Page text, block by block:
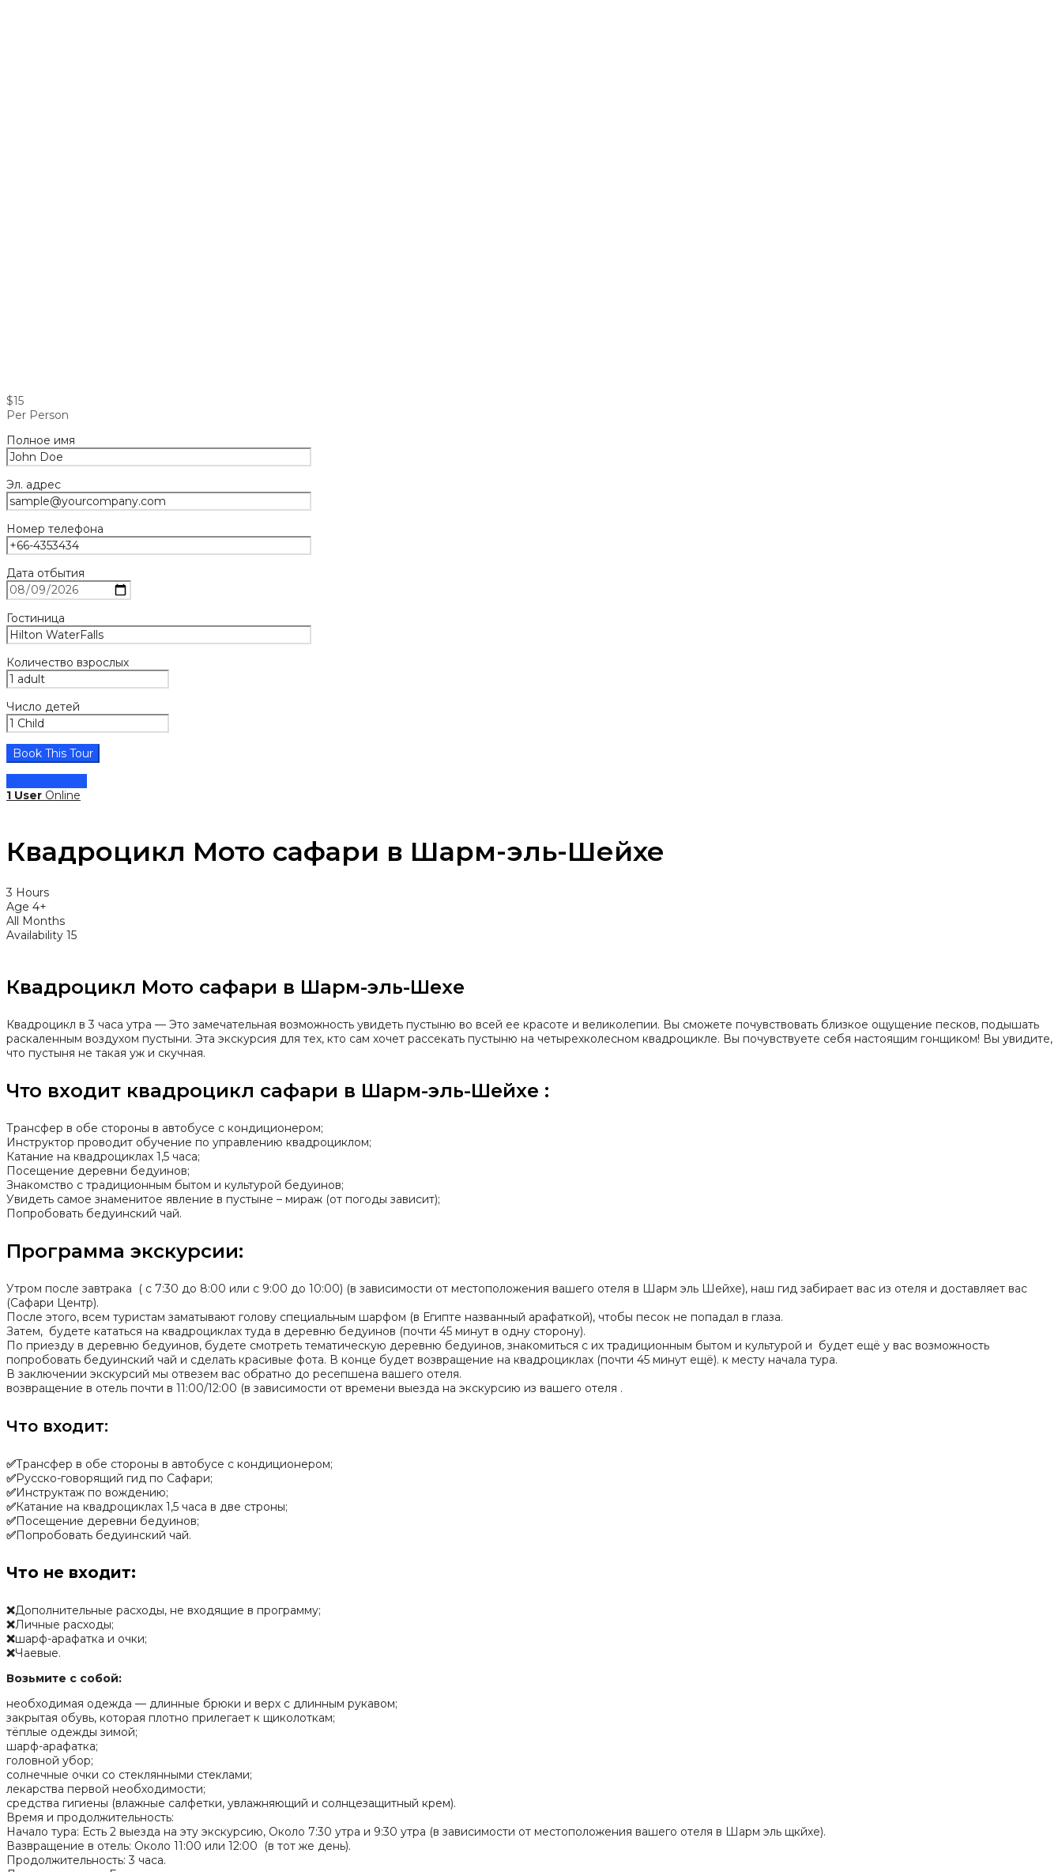
$15
Per Person
Полное имя
Эл. адрес
Номер телефона
Дата отбытия
Гостиница
Количество взрослых
Число детей
1 User Online
Квадроцикл Мото сафари в Шарм-эль-Шейхе
3 Hours
Age 4+
All Months
Availability 15
Квадроцикл Мото сафари в Шарм-эль-Шехе
Квадроцикл в 3 часа утра — Это замечательная возможность увидеть пустыню во всей ее красоте и великолепии. Вы сможете почувствовать близкое ощущение песков, подышать
раскаленным воздухом пустыни. Эта экскурсия для тех, кто сам хочет рассекать пустыню на четырехколесном квадроцикле. Вы почувствуете себя настоящим гонщиком! Вы увидите,
что пустыня не такая уж и скучная.
Что входит квадроцикл сафари в Шарм-эль-Шейхе :
Трансфер в обе стороны в автобусе с кондиционером;
Инструктор проводит обучение по управлению квадроциклом;
Катание на квадроциклах 1,5 часа;
Посещение деревни бедуинов;
Знакомство с традиционным бытом и культурой бедуинов;
Увидеть самое знаменитое явление в пустыне – мираж (от погоды зависит);
Попробовать бедуинский чай.
Программа экскурсии:
Утром после завтрака ( с 7:30 до 8:00 или с 9:00 до 10:00) (в зависимости от местоположения вашего отеля в Шарм эль Шейхе), наш гид забирает вас из отеля и доставляет вас
(Сафари Центр).
После этого, всем туристам заматывают голову специальным шарфом (в Египте названный арафаткой), чтобы песок не попадал в глаза.
Затем, будете кататься на квадроциклах туда в деревню бедуинов (почти 45 минут в одну сторону).
По приезду в деревню бедуинов, будете смотреть тематическую деревню бедуинов, знакомиться с их традиционным бытом и культурой и будет ещё у вас возможность
попробовать бедуинский чай и сделать красивые фота. В конце будет возвращение на квадроциклах (почти 45 минут ещё). к месту начала тура.
В заключении экскурсий мы отвезем вас обратно до ресепшена вашего отеля.
возвращение в отель почти в 11:00/12:00 (в зависимости от времени выезда на экскурсию из вашего отеля .
Что входит:
✅Трансфер в обе стороны в автобусе с кондиционером;
✅Русско-говорящий гид по Сафари;
✅Инструктаж по вождению;
✅Катание на квадроциклах 1,5 часа в две строны;
✅Посещение деревни бедуинов;
✅Попробовать бедуинский чай.
Что не входит:
❌Дополнительные расходы, не входящие в программу;
❌Личные расходы;
❌шарф-арафатка и очки;
❌Чаевые.
Возьмите с собой:
необходимая одежда — длинные брюки и верх с длинным рукавом;
закрытая обувь, которая плотно прилегает к щиколоткам;
тёплые одежды зимой;
шарф-арафатка;
головной убор;
солнечные очки со стеклянными стеклами;
лекарства первой необходимости;
средства гигиены (влажные салфетки, увлажняющий и солнцезащитный крем).
Время и продолжительность:
Начало тура: Есть 2 выезда на эту экскурсию, Около 7:30 утра и 9:30 утра (в зависимости от местоположения вашего отеля в Шарм эль щкйхе).
Вазвращение в отель: Около 11:00 или 12:00 (в тот же день).
Продолжительность: 3 часа.